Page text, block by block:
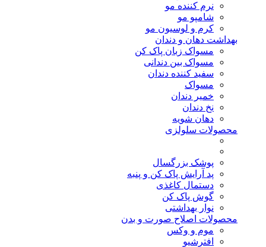
نرم کننده مو
شامپو مو
کرم و لوسیون مو
بهداشت دهان و دندان
مسواک زبان پاک کن
مسواک بین دندانی
سفید کننده دندان
مسواک
خمیر دندان
نخ دندان
دهان شویه
محصولات سلولزی
پوشک بزرگسال
پد آرایش پاک کن و پنبه
دستمال کاغذی
گوش پاک کن
نوار بهداشتی
محصولات اصلاح صورت و بدن
موم و وکس
افترشیو